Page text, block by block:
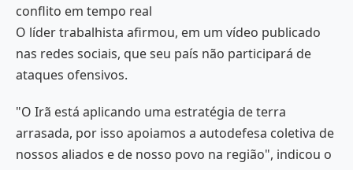
conflito em tempo real
O líder trabalhista afirmou, em um vídeo publicado
nas redes sociais, que seu país não participará de
ataques ofensivos.
"O Irã está aplicando uma estratégia de terra
arrasada, por isso apoiamos a autodefesa coletiva de
nossos aliados e de nosso povo na região", indicou o